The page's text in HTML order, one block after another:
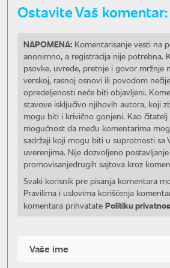
Ostavite Vaš komentar:
NAPOMENA: Komentarisanje vesti na
anonimno, a registracija nije potrebna.
psovke, uvrede, pretnje i govor mržnje
verskoj, rasnoj osnovi ili povodom
opredeljenosti neće biti objavljeni.
stavove isključivo njihovih autora, koji
mogu biti i krivično gonjeni. Kao
mogućnost da među komentarima
sadržaji koji mogu biti u suprotnosti sa
uverenjima. Nije dozvoljeno
promovisanjedrugih sajtova kroz
Svaki korisnik pre pisanja komentara
Pravilima i uslovima korišćenja
komentara prihvatate Politiku